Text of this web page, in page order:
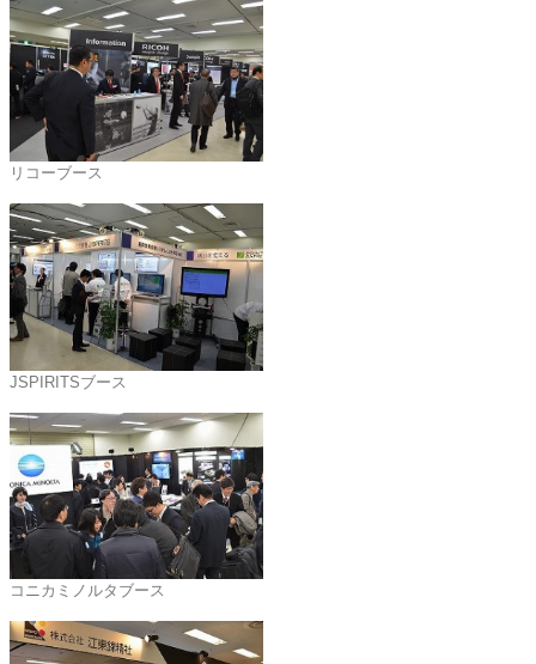
リコーブース
JSPIRITSブース
コニカミノルタブース